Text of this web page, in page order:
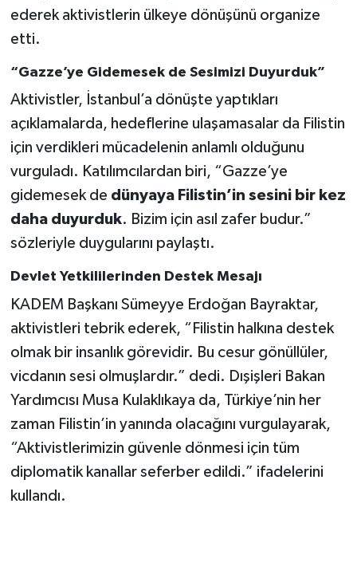
ederek aktivistlerin ülkeye dönüşünü organize
etti.
“Gazze’ye Gidemesek de Sesimizi Duyurduk”
Aktivistler, İstanbul’a dönüşte yaptıkları
açıklamalarda, hedeflerine ulaşamasalar da Filistin
için verdikleri mücadelenin anlamlı olduğunu
vurguladı. Katılımcılardan biri, “Gazze’ye
gidemesek de dünyaya Filistin’in sesini bir kez
daha duyurduk. Bizim için asıl zafer budur.”
sözleriyle duygularını paylaştı.
Devlet Yetkililerinden Destek Mesajı
KADEM Başkanı Sümeyye Erdoğan Bayraktar,
aktivistleri tebrik ederek, “Filistin halkına destek
olmak bir insanlık görevidir. Bu cesur gönüllüler,
vicdanın sesi olmuşlardır.” dedi. Dışişleri Bakan
Yardımcısı Musa Kulaklıkaya da, Türkiye’nin her
zaman Filistin’in yanında olacağını vurgulayarak,
“Aktivistlerimizin güvenle dönmesi için tüm
diplomatik kanallar seferber edildi.” ifadelerini
kullandı.